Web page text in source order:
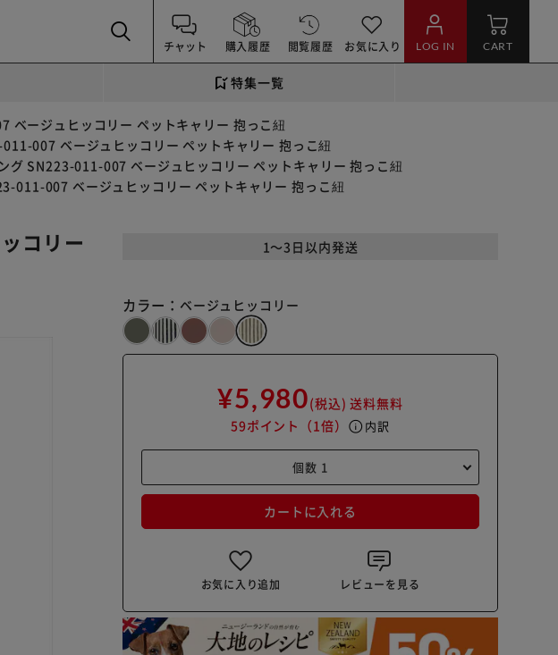
チャット 購入履歴 閲覧履歴 お気に入り LOG IN CART
特集一覧
ージュヒッコリー ペットキャリー 抱っこ紐
007 ベージュヒッコリー ペットキャリー 抱っこ紐
グ SN223-011-007 ベージュヒッコリー ペットキャリー 抱っこ紐
011-007 ベージュヒッコリー ペットキャリー 抱っこ紐
コリー
1～3日以内発送
カラー： ベージュヒッコリー
¥5,980(税込) 送料無料
59ポイント （1倍） info 内訳
カートに入れる
お気に入り追加 レビューを見る